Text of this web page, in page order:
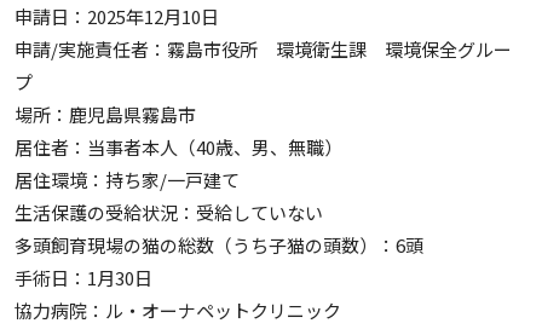
申請日：2025年12月10日
申請/実施責任者：霧島市役所 環境衛生課 環境保全グルー
プ
場所：鹿児島県霧島市
居住者：当事者本人（40歳、男、無職）
居住環境：持ち家/一戸建て
生活保護の受給状況：受給していない
多頭飼育現場の猫の総数（うち子猫の頭数）：6頭
手術日：1月30日
協力病院：ル・オーナペットクリニック